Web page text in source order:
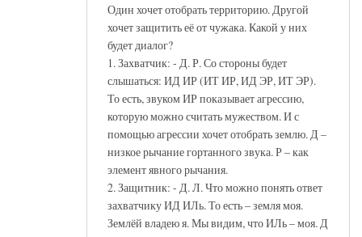
Один хочет отобрать территорию. Другой
хочет защитить её от чужака. Какой у них
будет диалог?
1. Захватчик: - Д. Р. Со стороны будет
слышаться: ИД ИР (ИТ ИР, ИД ЭР, ИТ ЭР).
То есть, звуком ИР показывает агрессию,
которую можно считать мужеством. И с
помощью агрессии хочет отобрать землю. Д –
низкое рычание гортанного звука. Р – как
элемент явного рычания.
2. Защитник: - Д. Л. Что можно понять ответ
захватчику ИД ИЛь. То есть – земля моя.
Землёй владею я. Мы видим, что ИЛь – моя. Д